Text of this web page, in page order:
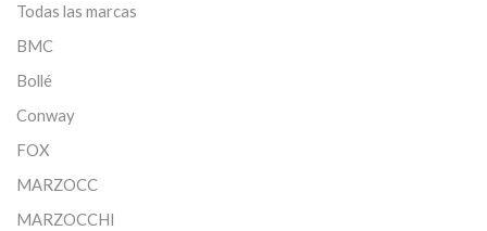
Todas las marcas
BMC
Bollé
Conway
FOX
MARZOCC
MARZOCCHI